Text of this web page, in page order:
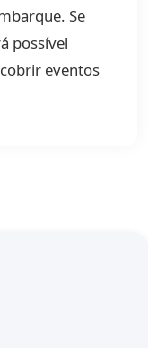
Se
possível
eventos